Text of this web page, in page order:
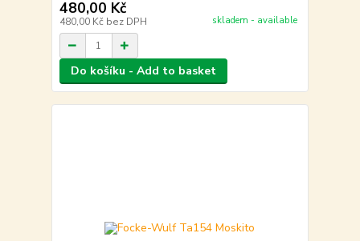
480,00 Kč
480,00 Kč bez DPH skladem - available
Do košíku - Add to basket